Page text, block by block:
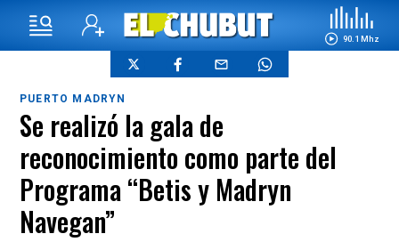
90.1 Mhz
PUERTO MADRYN
Se realizó la gala de
reconocimiento como parte del
Programa “Betis y Madryn
Navegan”